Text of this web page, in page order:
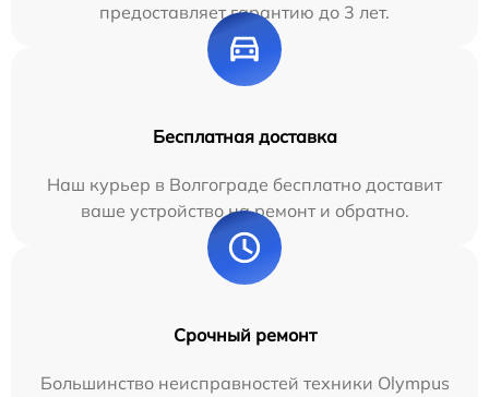
предоставляет гарантию до 3 лет.
Бесплатная доставка
Наш курьер в Волгограде бесплатно доставит
ваше устройство на ремонт и обратно.
Срочный ремонт
Большинство неисправностей техники Olympus